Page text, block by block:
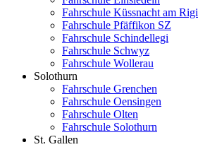
Fahrschule Küssnacht am Rigi
Fahrschule Pfäffikon SZ
Fahrschule Schindellegi
Fahrschule Schwyz
Fahrschule Wollerau
Solothurn
Fahrschule Grenchen
Fahrschule Oensingen
Fahrschule Olten
Fahrschule Solothurn
St. Gallen